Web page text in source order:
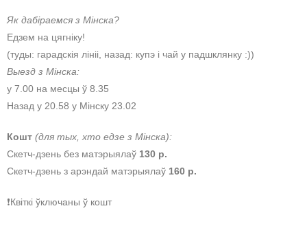
Як дабіраемся з Мінска?
Едзем на цягніку!
(туды: гарадскія лініі, назад: купэ і чай у падшклянку :))
Выезд з Мінска:
у 7.00 на месцы ў 8.35
Назад у 20.58 у Мінску 23.02
Кошт (для тых, хто едзе з Мінска):
Скетч-дзень без матэрыялаў 130 р.
Скетч-дзень з арэндай матэрыялаў 160 р.
❗️Квіткі ўключаны ў кошт